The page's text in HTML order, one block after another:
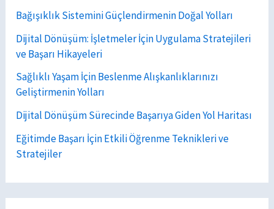
Bağışıklık Sistemini Güçlendirmenin Doğal Yolları
Dijital Dönüşüm: İşletmeler İçin Uygulama Stratejileri
ve Başarı Hikayeleri
Sağlıklı Yaşam İçin Beslenme Alışkanlıklarınızı
Geliştirmenin Yolları
Dijital Dönüşüm Sürecinde Başarıya Giden Yol Haritası
Eğitimde Başarı İçin Etkili Öğrenme Teknikleri ve
Stratejiler